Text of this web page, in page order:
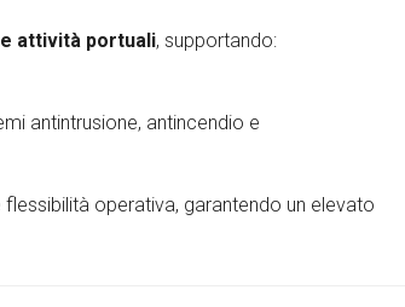
attività portuali, supportando:
antintrusione, antincendio e
operativa, garantendo un elevato